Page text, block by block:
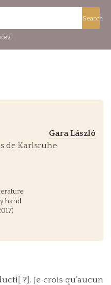
Search
Gara László
de Karlsruhe
hand
?]. Je crois qu’aucun